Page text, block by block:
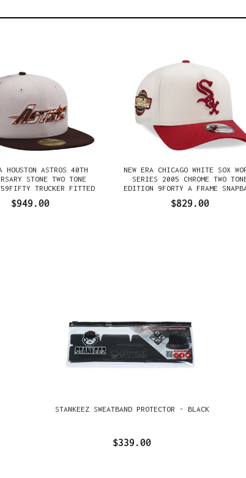
HOUSTON ASTROS 40TH
STONE TWO TONE
TRUCKER FITTED
$949.00
NEW ERA CHICAGO WHITE SOX
SERIES 2005 CHROME TWO
EDITION 9FORTY A FRAME
$829.00
STANKEEZ SWEATBAND PROTECTOR - BLACK
$339.00